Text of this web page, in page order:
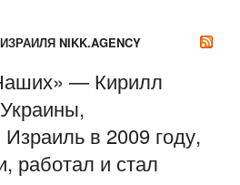
NIKK.AGENCY
— Кирилл
в 2009 году,
работал и стал